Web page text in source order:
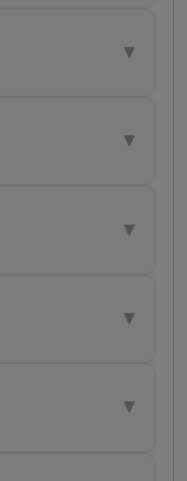
▼
▼
▼
▼
▼